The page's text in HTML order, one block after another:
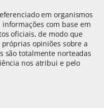
em organismos
com base em
oficiais, de modo que
opiniões sobre a
são totalmente norteadas
nos atribui e pelo